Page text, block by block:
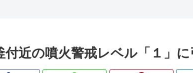
付近の噴火警戒レベル「１」